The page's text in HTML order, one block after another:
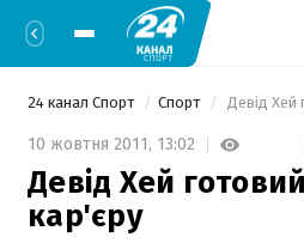
24 канал Спорт Спорт Девід Хей
10 жовтня 2011, 13:02
Девід Хей
кар'єру